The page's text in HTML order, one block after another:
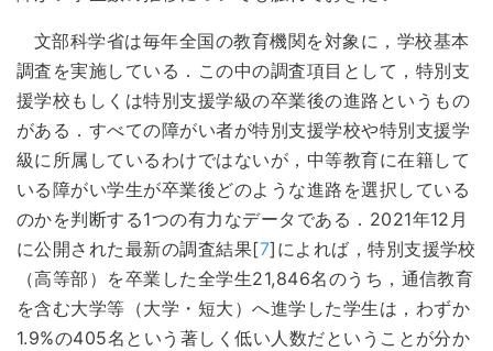
文部科学省は毎年全国の教育機関を対象に，学校基本
調査を実施している．この中の調査項目として，特別支
援学校もしくは特別支援学級の卒業後の進路というもの
がある．すべての障がい者が特別支援学校や特別支援学
級に所属しているわけではないが，中等教育に在籍して
いる障がい学生が卒業後どのような進路を選択している
のかを判断する1つの有力なデータである．2021年12月
に公開された最新の調査結果[7]によれば，特別支援学校
（高等部）を卒業した全学生21,846名のうち，通信教育
を含む大学等（大学・短大）へ進学した学生は，わずか
1.9%の405名という著しく低い人数だということが分か